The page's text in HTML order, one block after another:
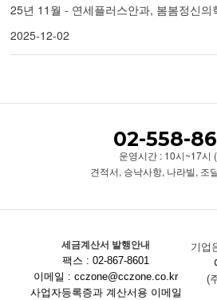
25년 11월 - 연세플러스안과, 봄봄정신의
2025-12-02
02-558-
운영시간 : 10시~17시
견적서, 승낙사항, 나라빌, 조
세금계산서 발행안내
팩스 : 02-867-8601
이메일 : cczone@cczone.co.kr
사업자등록증과 계산서용 이메일
기업
(